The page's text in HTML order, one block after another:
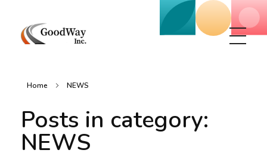
Home NEWS
Posts in category:
NEWS